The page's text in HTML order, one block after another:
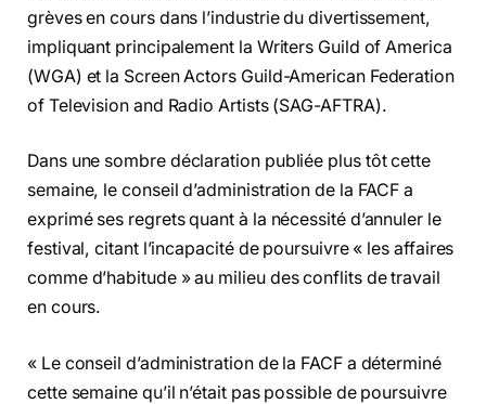
grèves en cours dans l’industrie du divertissement,
impliquant principalement la Writers Guild of America
(WGA) et la Screen Actors Guild-American Federation
of Television and Radio Artists (SAG-AFTRA).
Dans une sombre déclaration publiée plus tôt cette
semaine, le conseil d’administration de la FACF a
exprimé ses regrets quant à la nécessité d’annuler le
festival, citant l’incapacité de poursuivre « les affaires
comme d’habitude » au milieu des conflits de travail
en cours.
« Le conseil d’administration de la FACF a déterminé
cette semaine qu’il n’était pas possible de poursuivre